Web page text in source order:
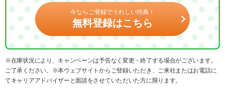
今ならご登録でうれしい特典！
無料登録はこちら
※在庫状況により、キャンペーンは予告なく変更・終了する場合がございます。
ご了承ください。※本ウェブサイトからご登録いただき、ご来社またはお電話に
てキャリアアドバイザーと面談をさせていただいた方に限ります。